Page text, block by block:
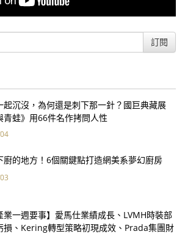
訂閱
起沉沒，為何還是刺下那一針？國巨典藏展
青蛙》用66件名作拷問人性
廚的地方！6個關鍵點打造網美系夢幻廚房
業一週要事】愛馬仕業績成長、LVMH時裝部
損、Kering轉型策略初現成效、Prada集團財